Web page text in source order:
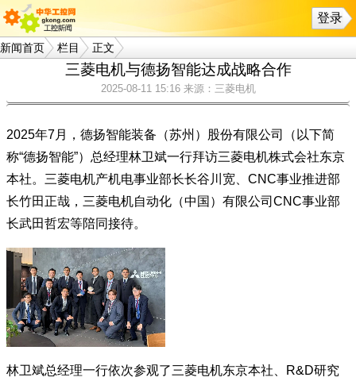
登录
新闻首页 栏目 正文
三菱电机与德扬智能达成战略合作
2025-08-11 15:16 来源：三菱电机
2025年7月，德扬智能装备（苏州）股份有限公司（以下简
称“德扬智能”）总经理林卫斌一行拜访三菱电机株式会社东京
本社。三菱电机产机电事业部长长谷川宽、CNC事业推进部
长竹田正哉，三菱电机自动化（中国）有限公司CNC事业部
长武田哲宏等陪同接待。
林卫斌总经理一行依次参观了三菱电机东京本社、R&D研究